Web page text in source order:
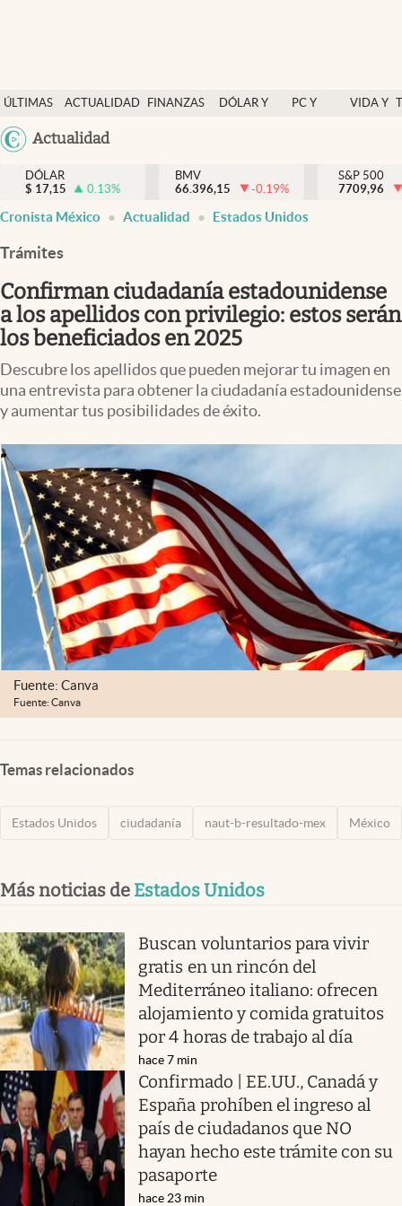
ÚLTIMAS
NOTICIAS
ACTUALIDAD
FINANZAS
DÓLAR Y
PC Y
VIDA Y
México
Actualidad
Actualidad
Finanzas y economía
Dólar y mercados
Pc y celular
Vida y estilo
Tv
Clima
Espiritualidad
Mediakit
abre en nueva pestaña
México
DÓLAR
$ 17,15 0.13%
BMV
66.396,15
-0.19%
S&P 500
7709,96
Cronista México Actualidad Estados Unidos
Trámites
Confirman ciudadanía estadounidense
a los apellidos con privilegio: estos serán
los beneficiados en 2025
Descubre los apellidos que pueden mejorar tu imagen en
una entrevista para obtener la ciudadanía estadounidense
y aumentar tus posibilidades de éxito.
Fuente: Canva
Fuente: Canva
Temas relacionados
Estados Unidos ciudadanía naut-b-resultado-mex México
Más noticias de Estados Unidos
Buscan voluntarios para vivir
gratis en un rincón del
Mediterráneo italiano: ofrecen
alojamiento y comida gratuitos
por 4 horas de trabajo al día
hace 7 min
Confirmado | EE.UU., Canadá y
España prohíben el ingreso al
país de ciudadanos que NO
hayan hecho este trámite con su
pasaporte
hace 23 min